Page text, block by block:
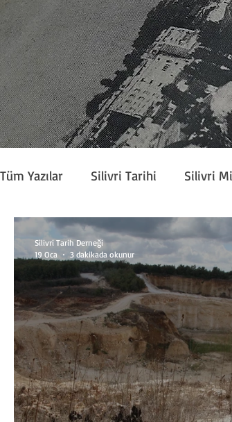
Tüm Yazılar Silivri Tarihi Silivri
Köşe Yazarları Silivri Tarih
Silivri Tarih Derneği
19 Oca
3 dakikada okunur